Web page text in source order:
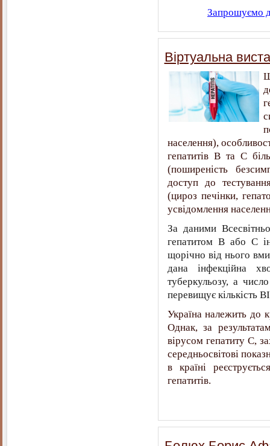
Запрошуємо
Віртуальна
населення),
гепатитів В та С
(поширеність
доступ до
(цироз печінки,
усвідомлення
За даними
гепатитом B або C
щорічно від нього
дана інфекційна
туберкульозу, а
перевищує кількість
Україна належить до
Однак, за
вірусом гепатиту С,
середньосвітові
в країні
гепатитів.